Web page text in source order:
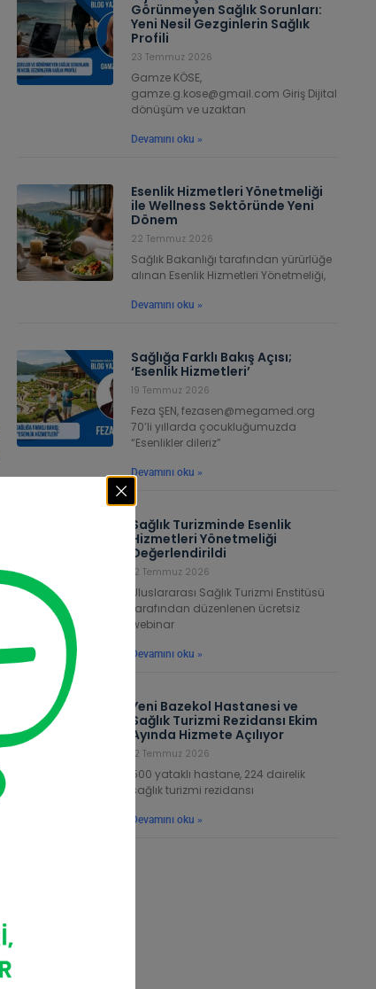
Görünmeyen Sağlık Sorunları:
Yeni Nesil Gezginlerin Sağlık
Profili
23 Temmuz 2026
Gamze KÖSE,
gamze.g.kose@gmail.com Giriş Dijital
dönüşüm ve uzaktan
Devamını oku »
Esenlik Hizmetleri Yönetmeliği
ile Wellness Sektöründe Yeni
Dönem
22 Temmuz 2026
Sağlık Bakanlığı tarafından yürürlüğe
alınan Esenlik Hizmetleri Yönetmeliği,
Devamını oku »
Sağlığa Farklı Bakış Açısı;
‘Esenlik Hizmetleri’
19 Temmuz 2026
Feza ŞEN, fezasen@megamed.org
70’li yıllarda çocukluğumuzda
“Esenlikler dileriz”
Devamını oku »
Sağlık Turizminde Esenlik
Hizmetleri Yönetmeliği
Değerlendirildi
12 Temmuz 2026
Uluslararası Sağlık Turizmi Enstitüsü
tarafından düzenlenen ücretsiz
webinar
Devamını oku »
Yeni Bazekol Hastanesi ve
Sağlık Turizmi Rezidansı Ekim
Ayında Hizmete Açılıyor
12 Temmuz 2026
500 yataklı hastane, 224 dairelik
sağlık turizmi rezidansı
Devamını oku »